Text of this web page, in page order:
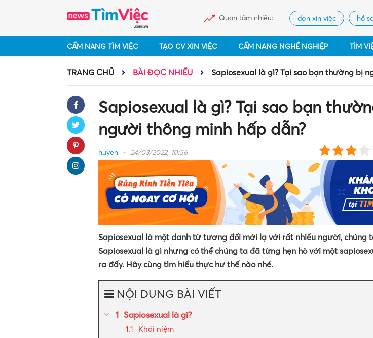
Quan tâm nhiều: đơn xin việc hồ
CẨM NANG TÌM VIỆC TẠO CV XIN VIỆC CẨM NANG NGHỀ NGHIỆP TÌM
TRANG CHỦ BÀI ĐỌC NHIỀU Sapiosexual là gì? Tại sao bạn thường bị
Sapiosexual là gì? Tại sao bạn
người thông minh hấp dẫn?
huyen 24/03/2022, 10:56
Sapiosexual là một danh từ tương đối mới lạ với rất nhiều người, chúng
Sapiosexual là gì nhưng có thể chúng ta đã từng hẹn hò với một
ra đấy. Hãy cùng tìm hiểu thực hư thế nào nhé.
NỘI DUNG BÀI VIẾT
Sapiosexual là gì?
Khái niệm